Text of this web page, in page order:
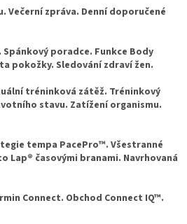
zpráva. Denní doporučené
poradce. Funkce Body
pokožky. Sledování zdraví žen.
tréninková zátěž. Tréninkový
stavu. Zatížení organismu.
tempa PacePro™. Všestranné
časovými branami. Navrhovaná
Connect. Obchod Connect IQ™.